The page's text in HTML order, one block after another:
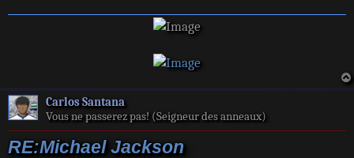
Carlos Santana
Vous ne passerez pas! (Seigneur des anneaux)
RE:Michael Jackson